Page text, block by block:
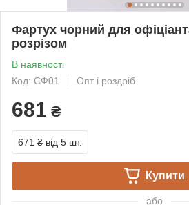
Фартух чорний для
розрізом
В наявності
Код: СФ01
Опт і роздріб
681 ₴
671 ₴ від 5 шт.
Купити
або